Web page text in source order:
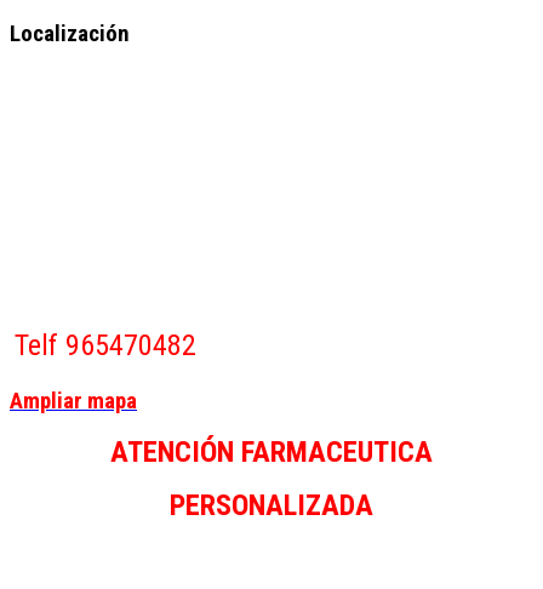
Localización
Telf 965470482
Ampliar mapa
ATENCIÓN FARMACEUTICA
PERSONALIZADA